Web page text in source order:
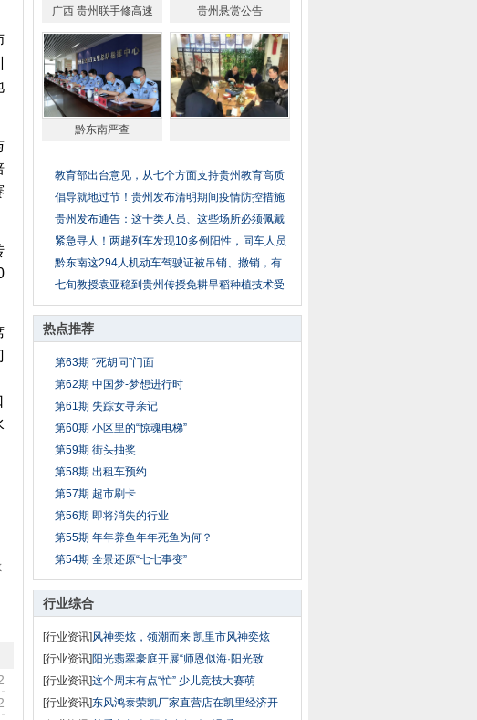
广西 贵州联手修高速 贵州悬赏公告
黔东南严查
教育部出台意见，从七个方面支持贵州教育高质
倡导就地过节！贵州发布清明期间疫情防控措施
贵州发布通告：这十类人员、这些场所必须佩戴
紧急寻人！两趟列车发现10多例阳性，同车人员
黔东南这294人机动车驾驶证被吊销、撤销，有
七旬教授袁亚稳到贵州传授免耕旱稻种植技术受
热点推荐
第63期 “死胡同”门面
第62期 中国梦-梦想进行时
第61期 失踪女寻亲记
第60期 小区里的“惊魂电梯”
第59期 街头抽奖
第58期 出租车预约
第57期 超市刷卡
第56期 即将消失的行业
第55期 年年养鱼年年死鱼为何？
第54期 全景还原“七七事变”
行业综合
[行业资讯]风神奕炫，领潮而来 凯里市风神奕炫
[行业资讯]阳光翡翠豪庭开展“师恩似海·阳光致
[行业资讯]这个周末有点“忙” 少儿竞技大赛萌
[行业资讯]东风鸿泰荣凯厂家直营店在凯里经济开